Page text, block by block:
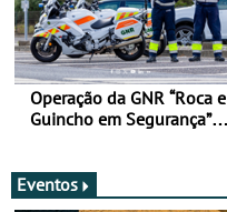
Operação da GNR “Roca e
Guincho em Segurança”
Eventos